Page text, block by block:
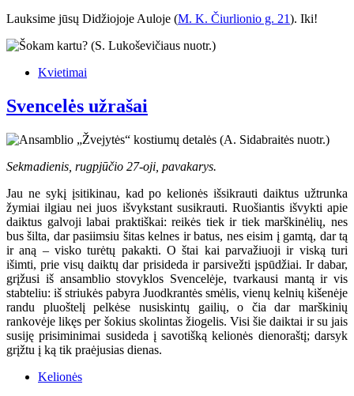
Lauksime jūsų Didžiojoje Auloje (M. K. Čiurlionio g. 21). Iki!
Kvietimai
Svencelės užrašai
Sekmadienis, rugpjūčio 27-oji, pavakarys.
Jau ne sykį įsitikinau, kad po kelionės išsikrauti daiktus užtrunka
žymiai ilgiau nei juos išvykstant susikrauti. Ruošiantis išvykti apie
daiktus galvoji labai praktiškai: reikės tiek ir tiek marškinėlių, nes
bus šilta, dar pasiimsiu šitas kelnes ir batus, nes eisim į gamtą, dar tą
ir aną – visko turėtų pakakti. O štai kai parvažiuoji ir viską turi
išimti, prie visų daiktų dar prisideda ir parsivežti įspūdžiai. Ir dabar,
grįžusi iš ansamblio stovyklos Svencelėje, tvarkausi mantą ir vis
stabteliu: iš striukės pabyra Juodkrantės smėlis, vienų kelnių kišenėje
randu pluoštelį pelkėse nusiskintų gailių, o čia dar marškinių
rankovėje likęs per šokius skolintas žiogelis. Visi šie daiktai ir su jais
susiję prisiminimai susideda į savotišką kelionės dienoraštį; darsyk
grįžtu į ką tik praėjusias dienas.
Kelionės